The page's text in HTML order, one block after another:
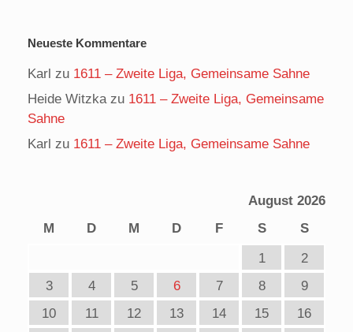
Neueste Kommentare
Karl zu 1611 – Zweite Liga, Gemeinsame Sahne
Heide Witzkazu 1611 – Zweite Liga, Gemeinsame
Sahne
Karl zu 1611 – Zweite Liga, Gemeinsame Sahne
August 2026
M
D M D F S
S
1
2
3
4 5 6 7 8
9
10
11 12 13 14 15
16